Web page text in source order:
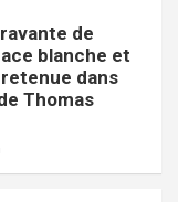
de
blanche et
dans
Thomas